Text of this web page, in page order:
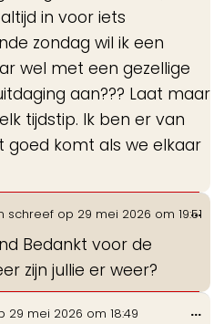
in voor iets
zondag wil ik een
wel met een gezellige
aan??? Laat maar
tijdstip. Ik ben er van
komt als we elkaar
schreef op 29 mei 2026 om 19:51
Bedankt voor de
zijn jullie er weer?
...
29 mei 2026 om 18:49 ...